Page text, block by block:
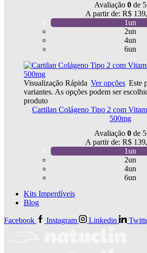
Avaliação 0 de 5
A partir de: R$
1un
2un
4un
6un
Visualização Rápida Ver opções Este
variantes. As opções podem ser
produto
Cartilan Colágeno Tipo 2 com
500mg
Avaliação 0 de 5
A partir de: R$
1un
2un
4un
6un
Kits Imperdíveis
Blog
Facebook Instagram Linkedin